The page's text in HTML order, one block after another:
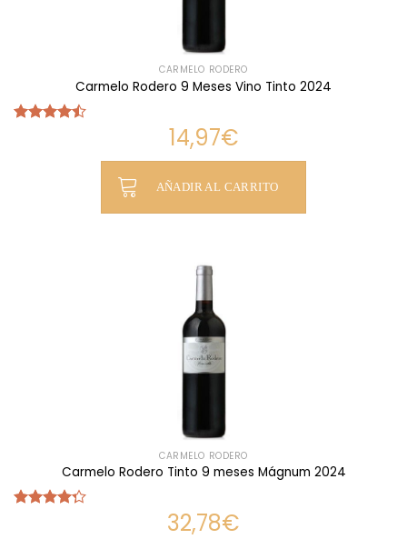
CARMELO RODERO
Carmelo Rodero 9 Meses Vino Tinto 2024
14,97€
AÑADIR AL CARRITO
CARMELO RODERO
Carmelo Rodero Tinto 9 meses Mágnum 2024
32,78€